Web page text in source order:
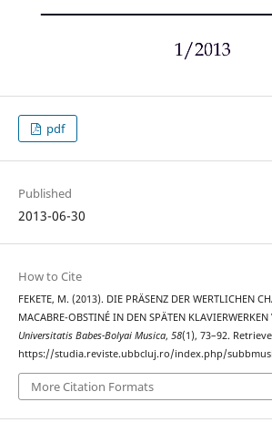
pdf
Published
2013-06-30
How to Cite
FEKETE, M. (2013). DIE PRÄSENZ DER WERTLICHEN
MACABRE-OBSTINÉ IN DEN SPÄTEN
Universitatis Babes-Bolyai Musica, 58(1), 73–92.
https://studia.reviste.ubbcluj.ro/index.php/
More Citation Formats